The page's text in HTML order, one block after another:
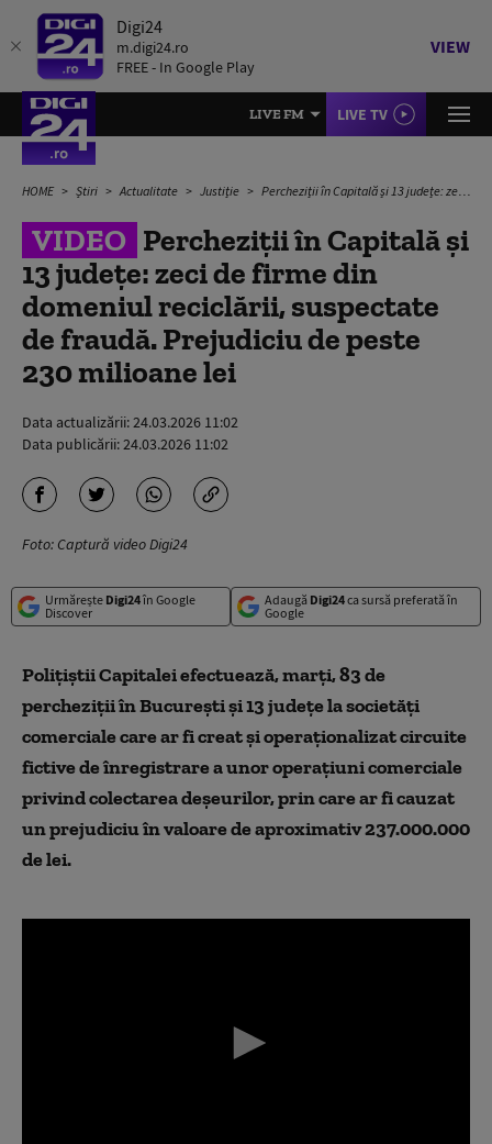
Digi24
m.digi24.ro
FREE - In Google Play
VIEW
LIVE FM LIVE TV
HOME Știri Actualitate Justiție Percheziții în Capitală și 13 județe: zeci de firme din domeniul reciclării, suspectate de fraudă. Prejudiciu de peste 230 milioane lei
VIDEO Percheziții în Capitală și
13 județe: zeci de firme din
domeniul reciclării, suspectate
de fraudă. Prejudiciu de peste
230 milioane lei
Data actualizării:24.03.2026 11:02
Data publicării:24.03.2026 11:02
Foto: Captură video Digi24
Urmărește Digi24în Google
Discover
Adaugă Digi24ca sursă preferată în
Google
Poliţiştii Capitalei efectuează, marţi, 83 de
percheziţii în Bucureşti şi 13 judeţe la societăţi
comerciale care ar fi creat şi operaţionalizat circuite
fictive de înregistrare a unor operaţiuni comerciale
privind colectarea deşeurilor, prin care ar fi cauzat
un prejudiciu în valoare de aproximativ 237.000.000
de lei.